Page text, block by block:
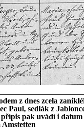
z dnes zcela
Paul, sedlák z
pak uvádí i